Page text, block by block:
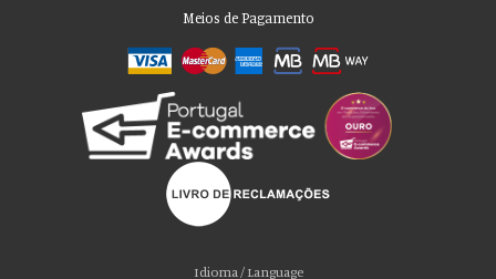
Meios de Pagamento
Idioma / Language